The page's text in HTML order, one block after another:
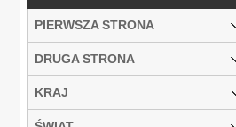
PIERWSZA STRONA
DRUGA STRONA
KRAJ